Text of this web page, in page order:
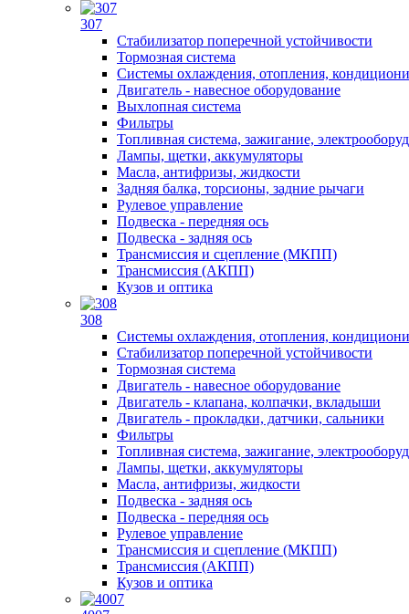
307
Стабилизатор поперечной устойчивости
Тормозная система
Системы охлаждения, отопления,
Двигатель - навесное оборудование
Выхлопная система
Фильтры
Топливная система, зажигание,
Лампы, щетки, аккумуляторы
Масла, антифризы, жидкости
Задняя балка, торсионы, задние рычаги
Рулевое управление
Подвеска - передняя ось
Подвеска - задняя ось
Трансмиссия и сцепление (МКПП)
Трансмиссия (АКПП)
Кузов и оптика
308
Системы охлаждения, отопления,
Стабилизатор поперечной устойчивости
Тормозная система
Двигатель - навесное оборудование
Двигатель - клапана, колпачки, вкладыши
Двигатель - прокладки, датчики, сальники
Фильтры
Топливная система, зажигание,
Лампы, щетки, аккумуляторы
Масла, антифризы, жидкости
Подвеска - задняя ось
Подвеска - передняя ось
Рулевое управление
Трансмиссия и сцепление (МКПП)
Трансмиссия (АКПП)
Кузов и оптика